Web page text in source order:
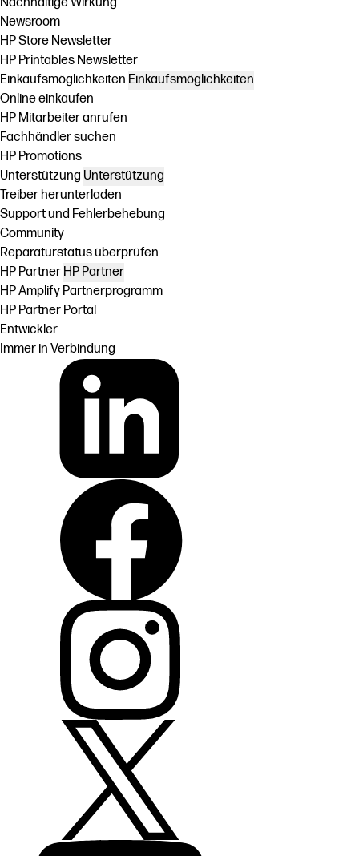
Nachhaltige Wirkung
Newsroom
HP Store Newsletter
HP Printables Newsletter
Einkaufsmöglichkeiten Einkaufsmöglichkeiten
Online einkaufen
HP Mitarbeiter anrufen
Fachhändler suchen
HP Promotions
Unterstützung Unterstützung
Treiber herunterladen
Support und Fehlerbehebung
Community
Reparaturstatus überprüfen
HP Partner HP Partner
HP Amplify Partnerprogramm
HP Partner Portal
Entwickler
Immer in Verbindung